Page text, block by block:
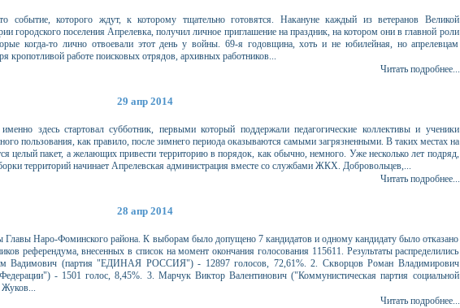
событие, которого ждут, к которому тщательно готовятся. Накануне каждый из ветеранов Великой
городского поселения Апрелевка, получил личное приглашение на праздник, на котором они в главной роли
когда-то лично отвоевали этот день у войны. 69-я годовщина, хоть и не юбилейная, но апрелевцам
кропотливой работе поисковых отрядов, архивных работников...
Читать подробнее...
29 апр 2014
здесь стартовал субботник, первыми который поддержали педагогические коллективы и ученики
пользования, как правило, после зимнего периода оказываются самыми загрязненными. В таких местах на
целый пакет, а желающих привести территорию в порядок, как обычно, немного. Уже несколько лет подряд,
территорий начинает Апрелевская администрация вместе со службами ЖКХ. Добровольцев,...
Читать подробнее...
28 апр 2014
Главы Наро-Фоминского района. К выборам было допущено 7 кандидатов и одному кандидату было отказано
референдума, внесенных в список на момент окончания голосования 115611. Результаты распределились
Вадимович (партия "ЕДИНАЯ РОССИЯ") - 12897 голосов, 72,61%. 2. Скворцов Роман Владимирович
- 1501 голос, 8,45%. 3. Марчук Виктор Валентинович ("Коммунистическая партия социальной
Жуков...
Читать подробнее...